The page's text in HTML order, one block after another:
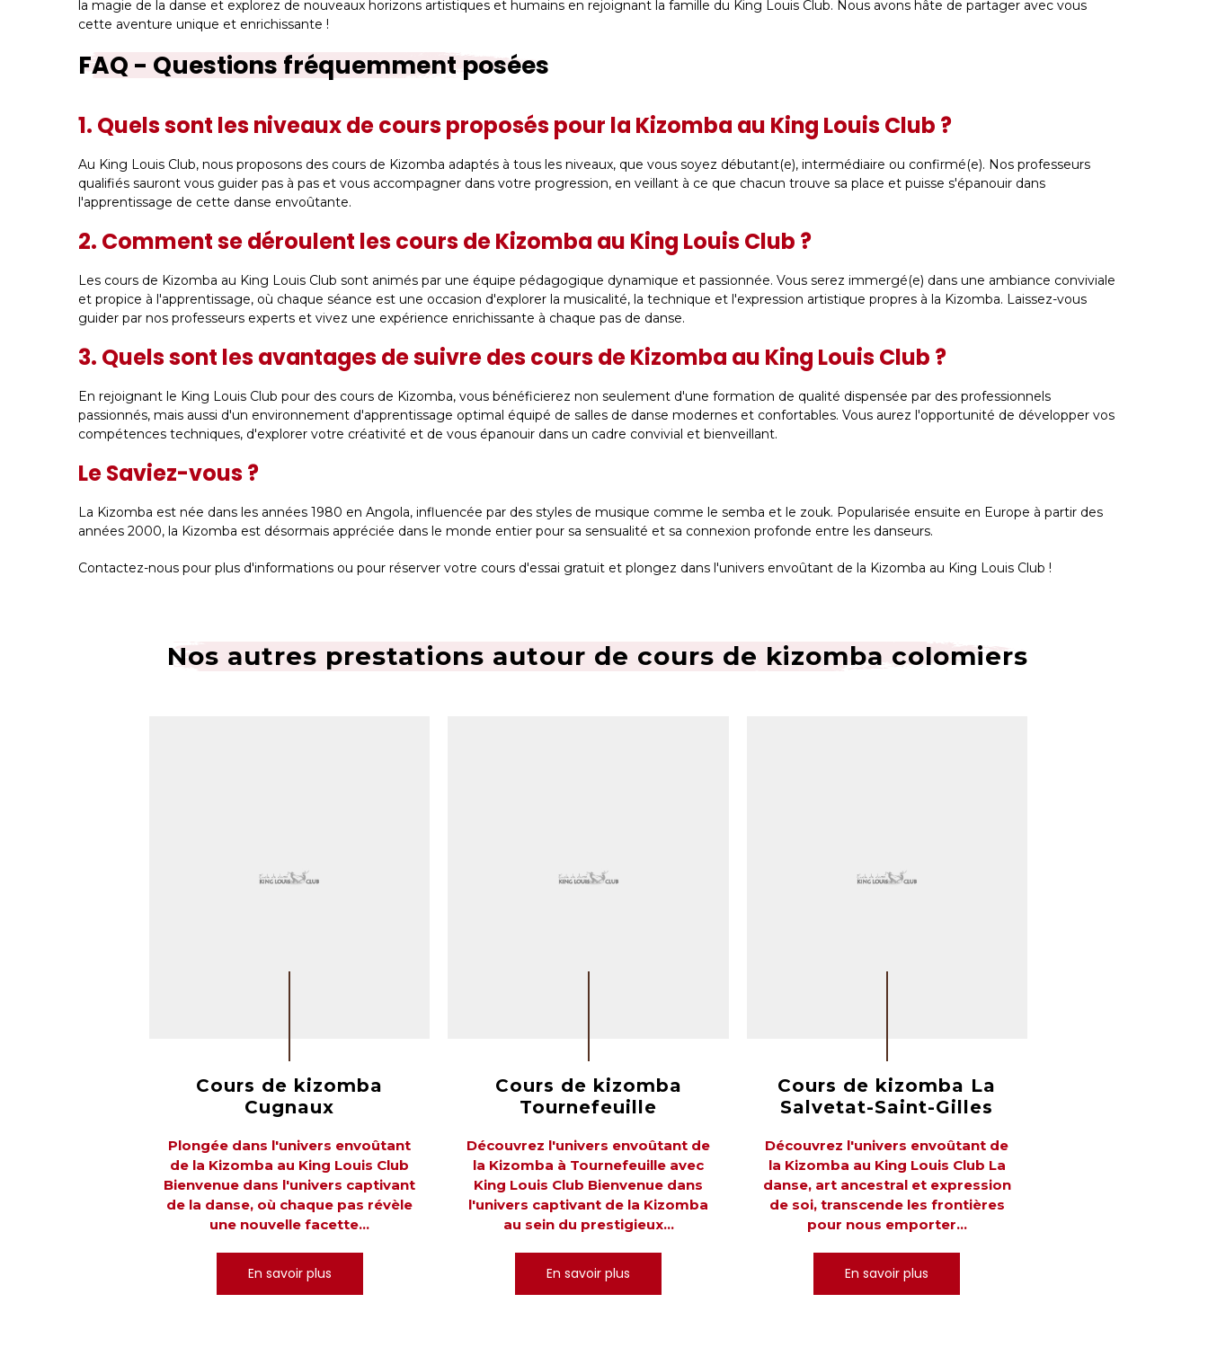
la magie de la danse et explorez de nouveaux horizons artistiques et humains en rejoignant la famille du King Louis Club. Nous avons hâte de partager avec vous
cette aventure unique et enrichissante !
FAQ - Questions fréquemment posées
1. Quels sont les niveaux de cours proposés pour la Kizomba au King Louis Club ?
Au King Louis Club, nous proposons des cours de Kizomba adaptés à tous les niveaux, que vous soyez débutant(e), intermédiaire ou confirmé(e). Nos professeurs
qualifiés sauront vous guider pas à pas et vous accompagner dans votre progression, en veillant à ce que chacun trouve sa place et puisse s'épanouir dans
l'apprentissage de cette danse envoûtante.
2. Comment se déroulent les cours de Kizomba au King Louis Club ?
Les cours de Kizomba au King Louis Club sont animés par une équipe pédagogique dynamique et passionnée. Vous serez immergé(e) dans une ambiance conviviale
et propice à l'apprentissage, où chaque séance est une occasion d'explorer la musicalité, la technique et l'expression artistique propres à la Kizomba. Laissez-vous
guider par nos professeurs experts et vivez une expérience enrichissante à chaque pas de danse.
3. Quels sont les avantages de suivre des cours de Kizomba au King Louis Club ?
En rejoignant le King Louis Club pour des cours de Kizomba, vous bénéficierez non seulement d'une formation de qualité dispensée par des professionnels
passionnés, mais aussi d'un environnement d'apprentissage optimal équipé de salles de danse modernes et confortables. Vous aurez l'opportunité de développer vos
compétences techniques, d'explorer votre créativité et de vous épanouir dans un cadre convivial et bienveillant.
Le Saviez-vous ?
La Kizomba est née dans les années 1980 en Angola, influencée par des styles de musique comme le semba et le zouk. Popularisée ensuite en Europe à partir des
années 2000, la Kizomba est désormais appréciée dans le monde entier pour sa sensualité et sa connexion profonde entre les danseurs.
Contactez-nous pour plus d'informations ou pour réserver votre cours d'essai gratuit et plongez dans l'univers envoûtant de la Kizomba au King Louis Club !
Nos autres prestations autour de cours de kizomba colomiers
Cours de kizomba
Cugnaux
Plongée dans l'univers envoûtant
de la Kizomba au King Louis Club
Bienvenue dans l'univers captivant
de la danse, où chaque pas révèle
une nouvelle facette...
En savoir plus
Cours de kizomba
Tournefeuille
Découvrez l'univers envoûtant de
la Kizomba à Tournefeuille avec
King Louis Club Bienvenue dans
l'univers captivant de la Kizomba
au sein du prestigieux...
En savoir plus
Cours de kizomba La
Salvetat-Saint-Gilles
Découvrez l'univers envoûtant de
la Kizomba au King Louis Club La
danse, art ancestral et expression
de soi, transcende les frontières
pour nous emporter...
En savoir plus